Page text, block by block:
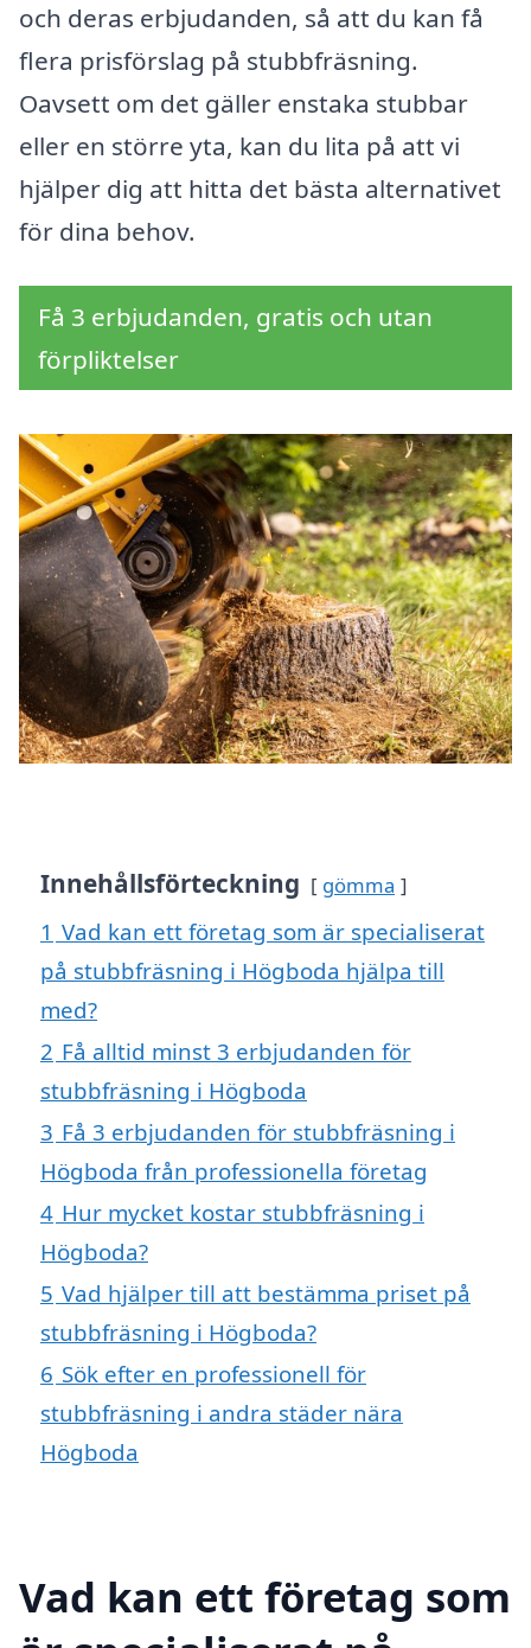
och deras erbjudanden, så att du kan få
flera prisförslag på stubbfräsning.
Oavsett om det gäller enstaka stubbar
eller en större yta, kan du lita på att vi
hjälper dig att hitta det bästa alternativet
för dina behov.
Få 3 erbjudanden, gratis och utan
förpliktelser
Innehållsförteckning gömma
1 Vad kan ett företag som är specialiserat
på stubbfräsning i Högboda hjälpa till
med?
2 Få alltid minst 3 erbjudanden för
stubbfräsning i Högboda
3 Få 3 erbjudanden för stubbfräsning i
Högboda från professionella företag
4 Hur mycket kostar stubbfräsning i
Högboda?
5 Vad hjälper till att bestämma priset på
stubbfräsning i Högboda?
6 Sök efter en professionell för
stubbfräsning i andra städer nära
Högboda
Vad kan ett företag som